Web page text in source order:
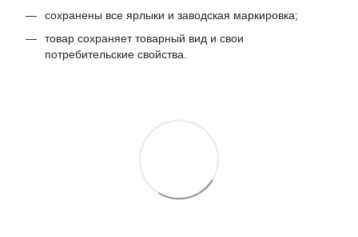
сохранены все ярлыки и заводская маркировка;
товар сохраняет товарный вид и свои
потребительские свойства.